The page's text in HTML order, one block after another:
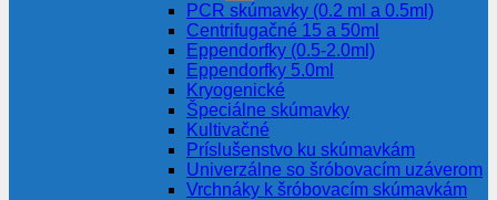
PCR skúmavky (0.2 ml a 0.5ml)
Centrifugačné 15 a 50ml
Eppendorfky (0.5-2.0ml)
Eppendorfky 5.0ml
Kryogenické
Špeciálne skúmavky
Kultivačné
Príslušenstvo ku skúmavkám
Univerzálne so šróbovacím uzáverom
Vrchnáky k šróbovacím skúmavkám